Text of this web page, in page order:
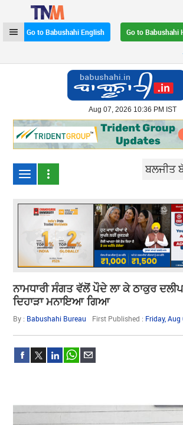
Go to Babushahi English
Go to Babushahi
Aug 07, 2026 10:36 PM IST
ਬਲਜੀਤ
ਨਾਮਧਾਰੀ ਸੰਗਤ ਵੱਲੋਂ ਪੌਦੇ ਲਾ ਕੇ ਠਾਕੁਰ
ਦਿਹਾੜਾ ਮਨਾਇਆ ਗਿਆ
By : Babushahi Bureau First Published : Friday,